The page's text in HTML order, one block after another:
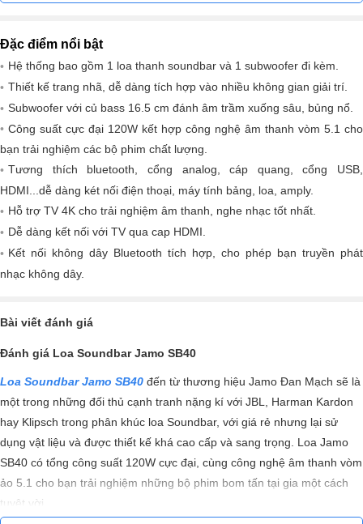
Đặc điểm nổi bật
Hệ thống bao gồm 1 loa thanh soundbar và 1 subwoofer đi kèm.
Thiết kế trang nhã, dễ dàng tích hợp vào nhiều không gian giải trí.
Subwoofer với củ bass 16.5 cm đánh âm trầm xuống sâu, bủng nổ.
Công suất cực đại 120W kết hợp công nghệ âm thanh vòm 5.1 cho
bạn trải nghiệm các bộ phim chất lượng.
Tương thích bluetooth, cổng analog, cáp quang, cổng USB,
HDMI...dễ dàng két nối điện thoại, máy tính bảng, loa, amply.
Hỗ trợ TV 4K cho trải nghiệm âm thanh, nghe nhạc tốt nhất.
Dễ dàng kết nối với TV qua cap HDMI.
Kết nối không dây Bluetooth tích hợp, cho phép bạn truyền phát
nhạc không dây.
Bài viết đánh giá
Đánh giá Loa Soundbar Jamo SB40
Loa Soundbar Jamo SB40 đến từ thương hiệu Jamo Đan Mạch sẽ là
một trong những đối thủ cạnh tranh nặng kí với JBL, Harman Kardon
hay Klipsch trong phân khúc loa Soundbar, với giá rẻ nhưng lại sử
dụng vật liệu và được thiết kế khá cao cấp và sang trọng. Loa Jamo
SB40 có tổng công suất 120W cực đại, cùng công nghệ âm thanh vòm
ảo 5.1 cho bạn trải nghiệm những bộ phim bom tấn tại gia một cách
tuyệt vời.